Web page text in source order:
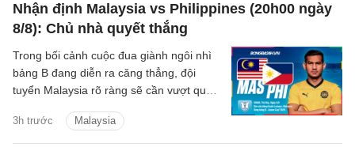
Nhận định Malaysia vs Philippines (20h00 ngày
8/8): Chủ nhà quyết thắng
3h trước Malaysia
Trong bối cảnh cuộc đua giành ngôi nhì
bảng B đang diễn ra căng thẳng, đội
tuyển Malaysia rõ ràng sẽ cần vượt qua